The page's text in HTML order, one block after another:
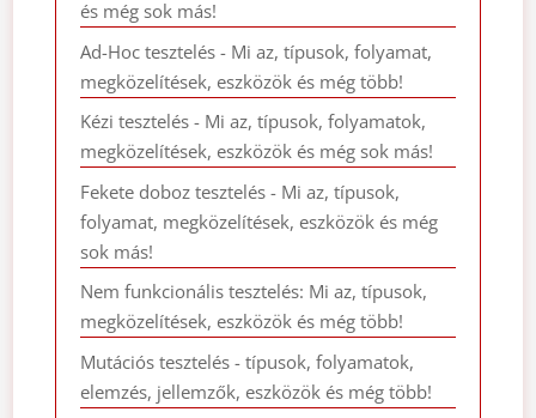
és még sok más!
Ad-Hoc tesztelés - Mi az, típusok, folyamat,
megközelítések, eszközök és még több!
Kézi tesztelés - Mi az, típusok, folyamatok,
megközelítések, eszközök és még sok más!
Fekete doboz tesztelés - Mi az, típusok,
folyamat, megközelítések, eszközök és még
sok más!
Nem funkcionális tesztelés: Mi az, típusok,
megközelítések, eszközök és még több!
Mutációs tesztelés - típusok, folyamatok,
elemzés, jellemzők, eszközök és még több!